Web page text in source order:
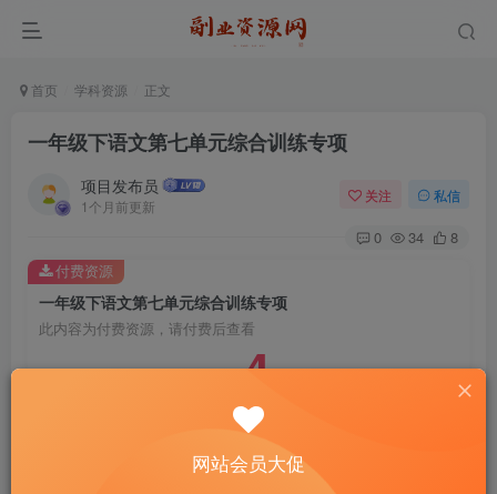
首页 学科资源 正文
一年级下语文第七单元综合训练专项
项目发布员
1个月前更新
关注 私信
0 34 8
一年级下语文第七单元综合训练专项
此内容为付费资源，请付费后查看
4
付费资源
网站会员大促